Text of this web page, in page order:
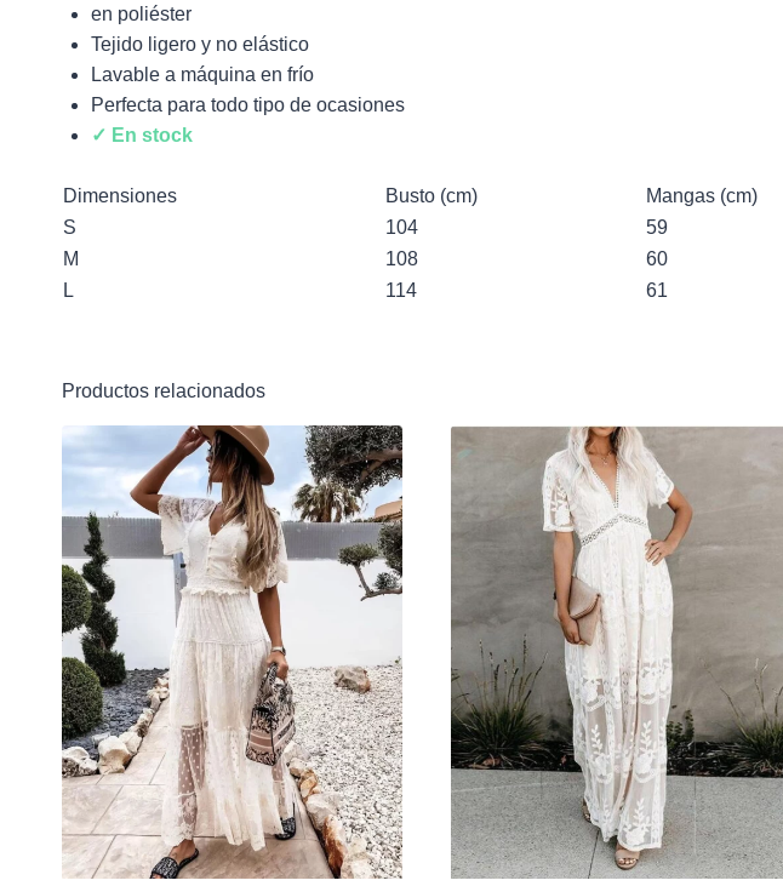
en poliéster
Tejido ligero y no elástico
Lavable a máquina en frío
Perfecta para todo tipo de ocasiones
✓ En stock
Dimensiones Busto (cm) Mangas (cm)
S
104 59
M
108 60
L
114 61
Productos relacionados